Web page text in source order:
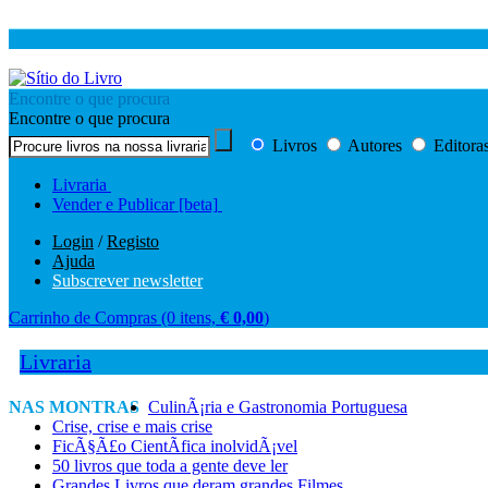
Encontre o que procura
Encontre o que procura
Livros
Autores
Livraria
Vender e Publicar [beta]
Login /Registo
Ajuda
Subscrever newsletter
Carrinho de Compras (0 itens, € 0,00)
Livraria
NAS MONTRAS CulinÃ¡ria e Gastronomia Portuguesa
Crise, crise e mais crise
FicÃ§Ã£o CientÃ­fica inolvidÃ¡vel
50 livros que toda a gente deve ler